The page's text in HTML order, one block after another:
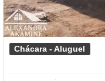
Chácara - Aluguel